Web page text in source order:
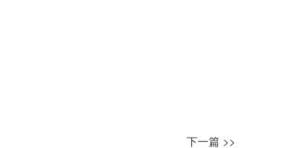
下一篇 >>